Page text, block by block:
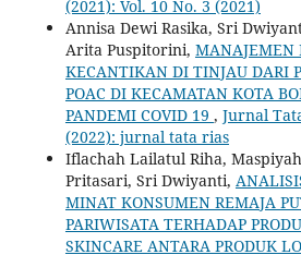
(2021): Vol. 10 No. 3 (2021)
Annisa Dewi Rasika, Sri
Arita Puspitorini, MANAJEMEN
KECANTIKAN DI TINJAU DARI
POAC DI KECAMATAN KOTA
PANDEMI COVID 19 , Jurnal
(2022): jurnal tata rias
Iflachah Lailatul Riha,
Pritasari, Sri Dwiyanti,
MINAT KONSUMEN REMAJA
PARIWISATA TERHADAP
SKINCARE ANTARA PRODUK